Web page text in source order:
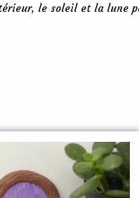
le soleil et la